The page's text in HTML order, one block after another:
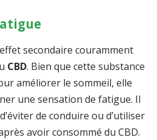
secondaire couramment
CBD. Bien que cette substance
améliorer le sommeil, elle
une sensation de fatigue. Il
de conduire ou d’utiliser
avoir consommé du CBD.